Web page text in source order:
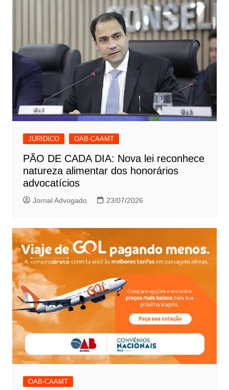
JURIDICO OAB-CAAMT
PÃO DE CADA DIA: Nova lei reconhece
natureza alimentar dos honorários
advocatícios
Jornal Advogado 23/07/2026
OAB-CAAMT